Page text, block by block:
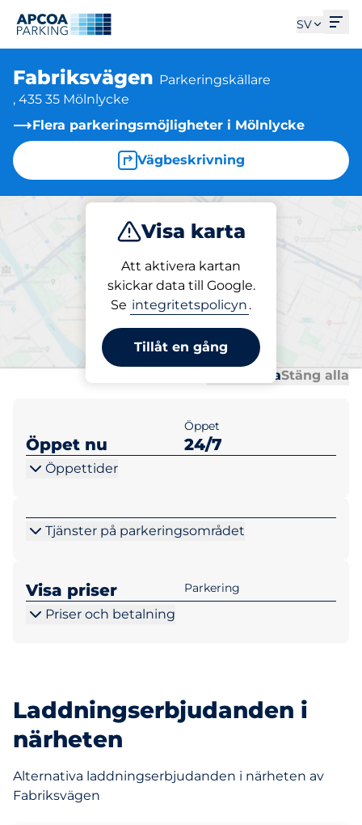
SV
Fabriksvägen Parkeringskällare
, 435 35 Mölnlycke
Flera parkeringsmöjligheter i Mölnlycke
Vägbeskrivning
Visa karta
Att aktivera kartan
skickar data till Google.
Se integritetspolicyn .
Tillåt en gång
Parkera Ladda
Laddning på plats
Fabriksvägen
Öppna allaStäng alla
Öppet nu
Öppet
24/7
Öppettider
Tjänster på parkeringsområdet
Visa priser Parkering
Priser och betalning
Laddningserbjudanden i
närheten
Alternativa laddningserbjudanden i närheten av
Fabriksvägen